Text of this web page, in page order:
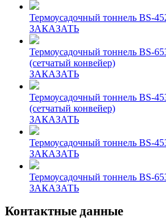
Термоусадочный тоннель BS-
ЗАКАЗАТЬ
Термоусадочный тоннель BS-
(сетчатый конвейер)
ЗАКАЗАТЬ
Термоусадочный тоннель BS-
(сетчатый конвейер)
ЗАКАЗАТЬ
Термоусадочный тоннель BS-
ЗАКАЗАТЬ
Термоусадочный тоннель BS-
ЗАКАЗАТЬ
Контактные данные